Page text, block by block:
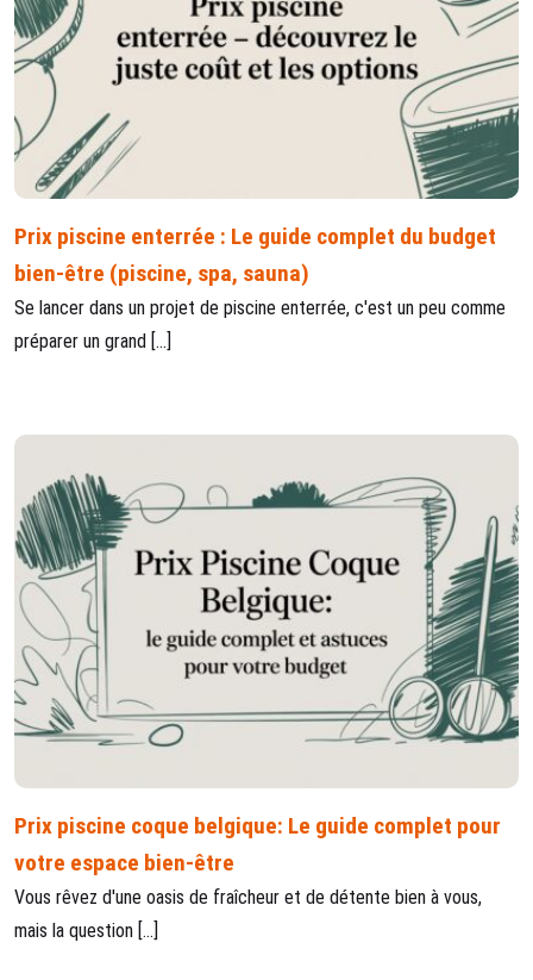
Prix piscine enterrée : Le guide complet du budget
bien-être (piscine, spa, sauna)
Se lancer dans un projet de piscine enterrée, c'est un peu comme
préparer un grand […]
Prix piscine coque belgique: Le guide complet pour
votre espace bien-être
Vous rêvez d'une oasis de fraîcheur et de détente bien à vous,
mais la question […]